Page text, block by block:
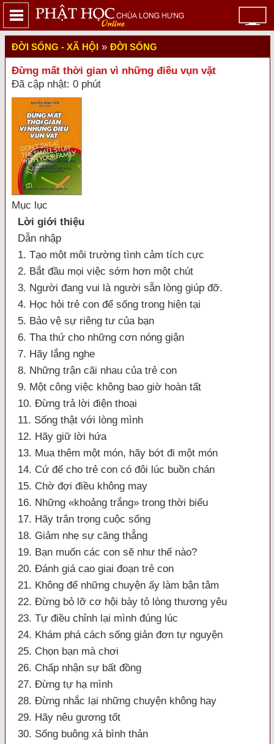
ĐỜI SỐNG - XÃ HỘI » ĐỜI SỐNG
Đừng mất thời gian vì những điều vụn vặt
Đã cập nhật: 0 phút
Mục lục
Lời giới thiệu
Dẫn nhập
1. Tạo một môi trường tình cảm tích cực
2. Bắt đầu mọi việc sớm hơn một chút
3. Người đang vui là người sẵn lòng giúp đỡ.
4. Học hỏi trẻ con để sống trong hiện tại
5. Bảo vệ sự riêng tư của bạn
6. Tha thứ cho những cơn nóng giận
7. Hãy lắng nghe
8. Những trận cãi nhau của trẻ con
9. Một công việc không bao giờ hoàn tất
10. Đừng trả lời điện thoại
11. Sống thật với lòng mình
12. Hãy giữ lời hứa
13. Mua thêm một món, hãy bớt đi một món
14. Cứ để cho trẻ con có đôi lúc buồn chán
15. Chờ đợi điều không may
16. Những «khoảng trắng» trong thời biểu
17. Hãy trân trọng cuộc sống
18. Giảm nhẹ sự căng thẳng
19. Bạn muốn các con sẽ như thế nào?
20. Đánh giá cao giai đoạn trẻ con
21. Không để những chuyện ấy làm bận tâm
22. Đừng bỏ lỡ cơ hội bày tỏ lòng thương yêu
23. Tự điều chỉnh lại mình đúng lúc
24. Khám phá cách sống giản đơn tự nguyện
25. Chọn bạn mà chơi
26. Chấp nhận sự bất đồng
27. Đừng tự hạ mình
28. Đừng nhắc lại những chuyện không hay
29. Hãy nêu gương tốt
30. Sống buông xả bình thản